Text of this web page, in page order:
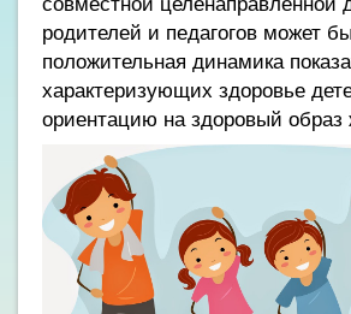
родителей и педагогов может
положительная динамика
характеризующих здоровье
ориентацию на здоровый образ